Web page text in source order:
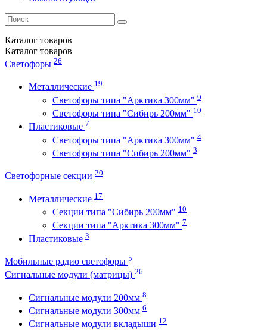
Каталог товаров
Каталог товаров
Светофоры 26
Металлические 19
Светофоры типа "Арктика 300мм" 9
Светофоры типа "Сибирь 200мм" 10
Пластиковые 7
Светофоры типа "Арктика 300мм" 4
Светофоры типа "Сибирь 200мм" 3
Светофорные секции 20
Металлические 17
Секции типа "Сибирь 200мм" 10
Секции типа "Арктика 300мм" 7
Пластиковые 3
Мобильные радио светофоры 5
Сигнальные модули (матрицы) 26
Сигнальные модули 200мм 8
Сигнальные модули 300мм 6
Сигнальные модули вкладыши 12